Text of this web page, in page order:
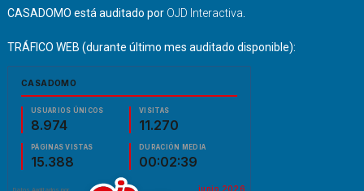
CASADOMO está auditado por OJD Interactiva
TRÁFICO WEB (durante último mes auditado disponible):